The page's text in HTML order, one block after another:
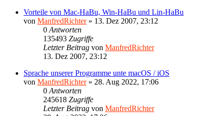
Vorteile von Mac-HaBu, Win-HaBu und Lin-HaBu
von ManfredRichter» 13. Dez 2007, 23:12
0 Antworten
135493 Zugriffe
Letzter Beitrag von ManfredRichter
13. Dez 2007, 23:12
Sprache unserer Programme unte macOS / iOS
von ManfredRichter» 28. Aug 2022, 17:06
0 Antworten
245618 Zugriffe
Letzter Beitrag von ManfredRichter